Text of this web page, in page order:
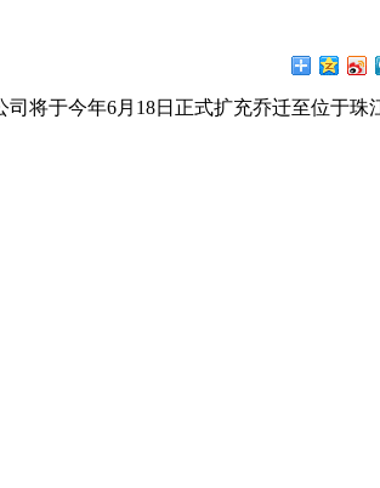
司将于今年6月18日正式扩充乔迁至位于